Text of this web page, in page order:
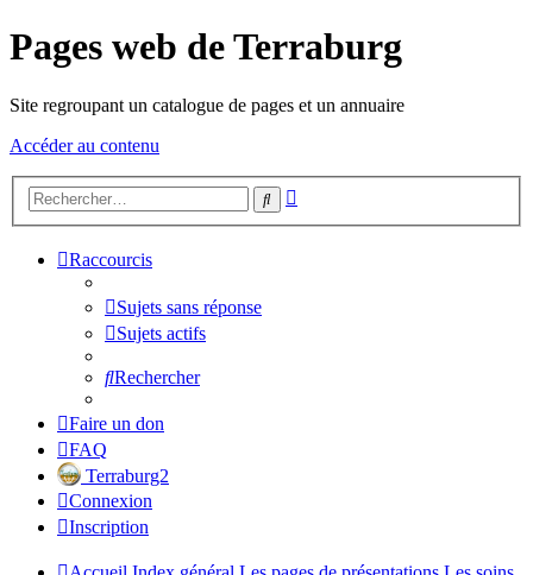
Pages web de Terraburg
Site regroupant un catalogue de pages et un annuaire
Accéder au contenu
Rechercher
Raccourcis
Sujets sans réponse
Sujets actifs
Rechercher
Faire un don
FAQ
Terraburg2
Connexion
Inscription